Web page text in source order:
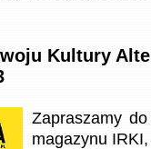
Kultury
Zapraszamy
magazynu